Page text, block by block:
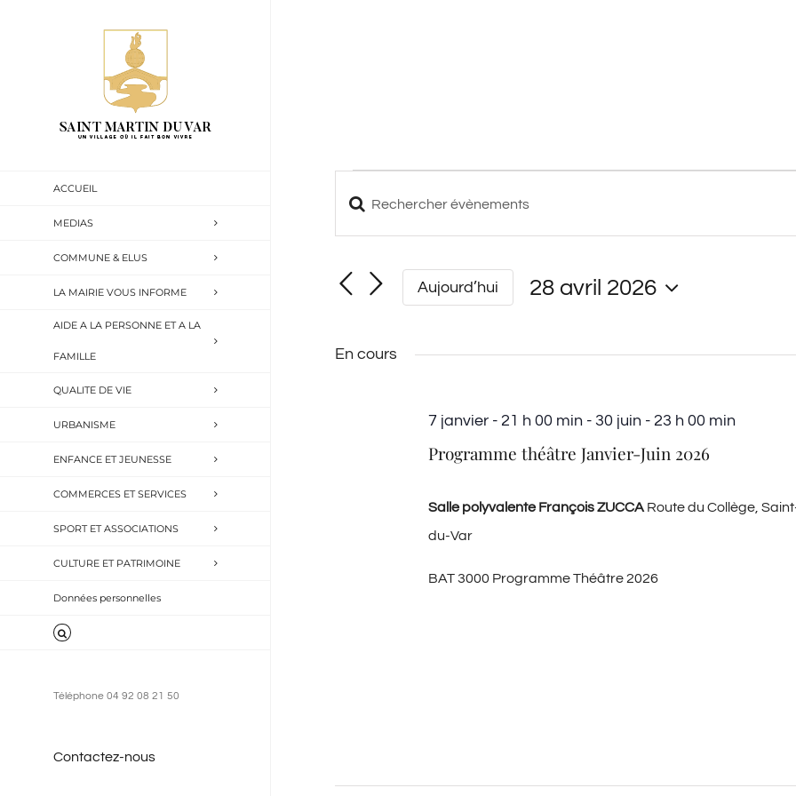
ACCUEIL
MEDIAS
COMMUNE & ELUS
LA MAIRIE VOUS INFORME
AIDE A LA PERSONNE ET A LA
FAMILLE
QUALITE DE VIE
URBANISME
ENFANCE ET JEUNESSE
COMMERCES ET SERVICES
SPORT ET ASSOCIATIONS
CULTURE ET PATRIMOINE
Données personnelles
Téléphone 04 92 08 21 50
Contactez-nous
Évènements
for
28
2026
Recherche
navigation
vues
Saisir
Rechercher
Aujourd’hui
28 avril 2026
date.
En cours
Programme théâtre Janvier-Juin 2026
7 janvier - 21 h 00 min- 30 juin - 23 h 00 min
Salle polyvalente François ZUCCARoute du Collège,
du-Var
BAT 3000 Programme Théâtre 2026